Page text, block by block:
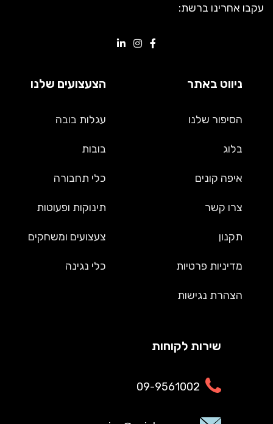
עקבו אחרינו ברשת:
ניווט באתר
הסיפור שלנו
בלוג
איפה קונים
צרו קשר
תקנון
מדיניות פרטיות
הצהרת נגישות
הצעצועים שלנו
עגלות בובה
בובות
כלי תחבורה
תינוקות ופעוטות
צעצועים ומשחקים
כלי נגינה
שירות לקוחות
09-9561002